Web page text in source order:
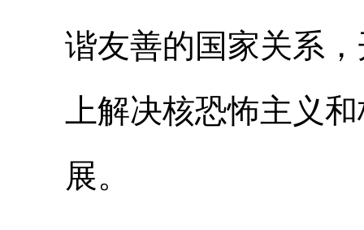
谐友善的国家关系
上解决核恐怖主义
展。